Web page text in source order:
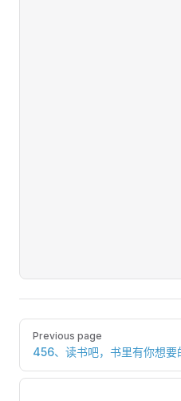
Pager
Previous page
456、读书吧，书里有你想要